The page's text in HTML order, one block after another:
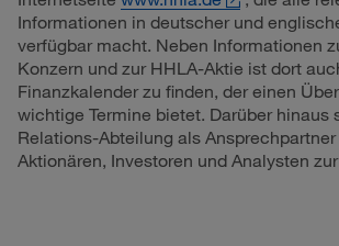
Informationen in deutscher und
verfügbar macht. Neben Informationen
Konzern und zur HHLA-Aktie ist dort
Finanzkalender zu finden, der einen
wichtige Termine bietet. Darüber hinaus
Relations-Abteilung als Ansprechpartner
Aktionären, Investoren und Analysten